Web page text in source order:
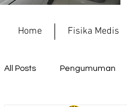
Home Fisika Medis
All Posts Pengumuman